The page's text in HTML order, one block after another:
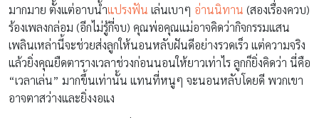
มากมาย ตั้งแต่อาบน้ำแปรงฟัน เล่นเบาๆ อ่านนิทาน (สองเรื่องควบ)
ร้องเพลงกล่อม (อีกไม่รู้กี่จบ) คุณพ่อคุณแม่อาจคิดว่ากิจกรรมแสน
เพลินเหล่านี้จะช่วยส่งลูกให้นอนหลับฝันดีอย่างรวดเร็ว แต่ความจริง
แล้วยิ่งคุณยืดตารางเวลาช่วงก่อนนอนให้ยาวเท่าไร ลูกก็ยิ่งคิดว่า นี่คือ
“เวลาเล่น” มากขึ้นเท่านั้น แทนที่หนูๆ จะนอนหลับโดยดี พวกเขา
อาจตาสว่างและยิ่งงอแง